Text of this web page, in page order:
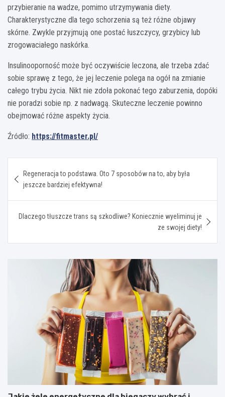
przybieranie na wadze, pomimo utrzymywania diety.
Charakterystyczne dla tego schorzenia są też różne objawy
skórne. Zwykle przyjmują one postać łuszczycy, grzybicy lub
zrogowaciałego naskórka.
Insulinooporność może być oczywiście leczona, ale trzeba zdać
sobie sprawę z tego, że jej leczenie polega na ogół na zmianie
całego trybu życia. Nikt nie zdoła pokonać tego zaburzenia, dopóki
nie poradzi sobie np. z nadwagą. Skuteczne leczenie powinno
obejmować różne aspekty życia.
Źródło: https://fitmaster.pl/
wpisu
Regeneracja to podstawa. Oto 7 sposobów na to, aby była
jeszcze bardziej efektywna!
Dlaczego tłuszcze trans są szkodliwe? Koniecznie wyeliminuj je
ze swojej diety!